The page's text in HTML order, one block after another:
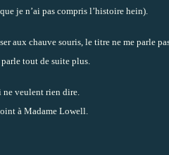
je n’ai pas compris l’histoire hein).
aux chauve souris, le titre ne me parle
tout de suite plus.
ne veulent rien dire.
à Madame Lowell.